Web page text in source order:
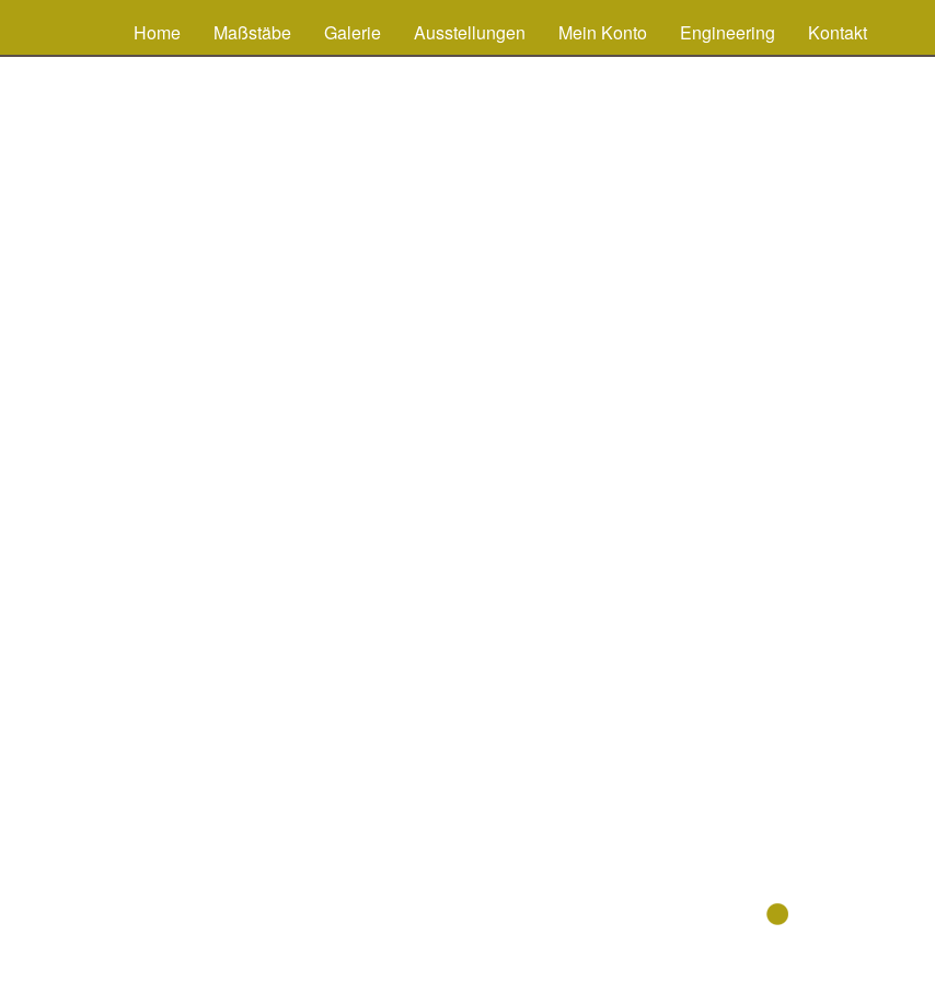
Home Maßstäbe Galerie Ausstellungen Mein Konto Engineering Kontakt